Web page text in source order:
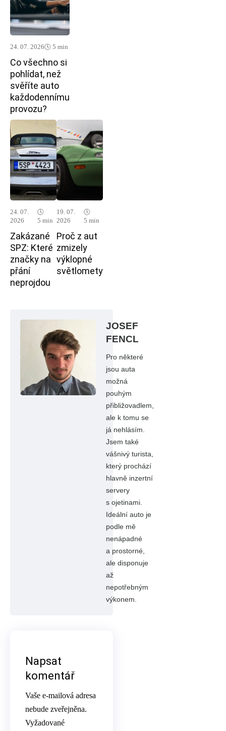
24. 07. 2026🕓 5 min
Co všechno si
pohlídat, než
svěříte auto
každodennímu
provozu?
24. 07.
2026
🕓
5 min
Zakázané
SPZ: Které
značky na
přání
neprojdou
19. 07.
2026
🕓
5 min
Proč z aut
zmizely
výklopné
světlomety
JOSEF
FENCL
Pro některé
jsou auta
možná
pouhým
přibližovadlem,
ale k tomu se
já nehlásím.
Jsem také
vášnivý turista,
který prochází
hlavně inzertní
servery
s ojetinami.
Ideální auto je
podle mě
nenápadné
a prostorné,
ale disponuje
až
nepotřebným
výkonem.
Napsat
komentář
Vaše e-mailová adresa
nebude zveřejněna.
Vyžadované